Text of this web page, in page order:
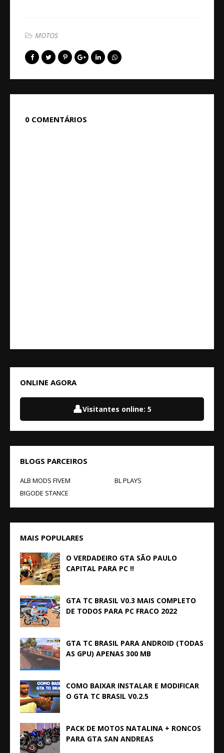
MOTOS
0 COMENTÁRIOS
ONLINE AGORA
👤Visitantes online: 5
BLOGS PARCEIROS
ALB MODS FIVEM
BL PLAYS
BIGODE STANCE
MAIS POPULARES
O VERDADEIRO GTA SÃO PAULO
CAPITAL PARA PC !!
GTA TC BRASIL V0.3 MAIS COMPLETO
DE TODOS PARA PC FRACO 2022
GTA TC BRASIL PARA ANDROID (TODAS
AS GPU) APENAS 300 MB
COMO BAIXAR INSTALAR E MODIFICAR
O GTA TC BRASIL V0.2.5
PACK DE MOTOS NATALINA + RONCOS
PARA GTA SAN ANDREAS